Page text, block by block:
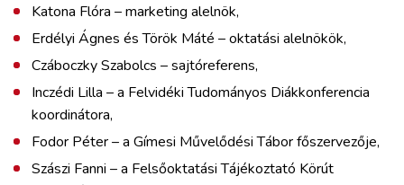
Katona Flóra – marketing alelnök,
Erdélyi Ágnes és Török Máté – oktatási alelnökök,
Czáboczky Szabolcs – sajtóreferens,
Inczédi Lilla – a Felvidéki Tudományos Diákkonferencia
koordinátora,
Fodor Péter – a Gímesi Művelődési Tábor főszervezője,
Szászi Fanni – a Felsőoktatási Tájékoztató Körút